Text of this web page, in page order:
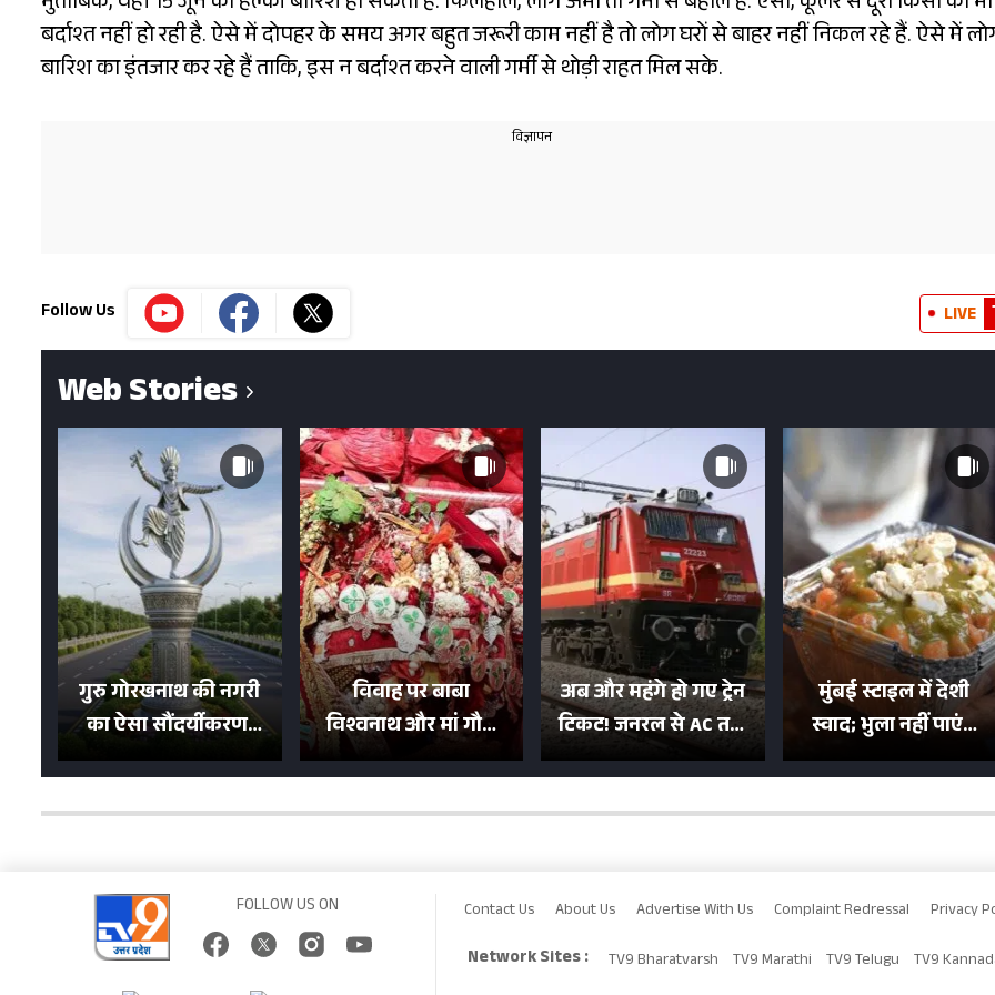
बर्दाश्त नहीं हो रही है. ऐसे में दोपहर के समय अगर बहुत जरूरी काम नहीं है तो लोग घरों से बाहर नहीं निकल रहे हैं. ऐसे में
बारिश का इंतजार कर रहे हैं ताकि, इस न बर्दाश्त करने वाली गर्मी से थोड़ी राहत मिल सके.
Follow Us LIVE
Web Stories
गुरु गोरखनाथ की नगरी
का ऐसा सौंदर्यीकरण!
मन मोह लेंगी शहर की
विवाह पर बाबा
विश्वनाथ और मां गौरा
को 6 लाख रुपये का
शगुन
अब और महंगे हो गए ट्रेन
टिकट! जनरल से AC तक
का बढ़ा किराया; दिल्ली
मुंबई स्टाइल में देशी
स्वाद; भुला नहीं पाएंगे
मुल्तानी छोले-पाव का
FOLLOW US ON Contact Us About Us Advertise With Us Complaint Redressal Privacy
Network Sites : TV9 Bharatvarsh TV9 Marathi TV9 Telugu TV9